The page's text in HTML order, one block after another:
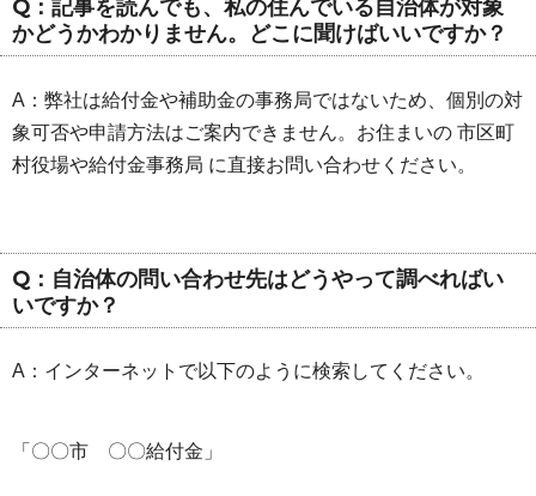
Q：記事を読んでも、私の住んでいる自治体が対象
かどうかわかりません。どこに聞けばいいですか？
A：弊社は給付金や補助金の事務局ではないため、個別の対
象可否や申請方法はご案内できません。お住まいの 市区町
村役場や給付金事務局 に直接お問い合わせください。
Q：自治体の問い合わせ先はどうやって調べればい
いですか？
A：インターネットで以下のように検索してください。
「〇〇市 〇〇給付金」